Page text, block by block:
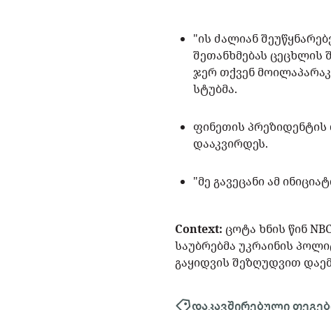
"ის ძალიან
შეთანხმებას ცეცხლის
ჯერ თქვენ
სტუბმა.
ფინეთის
დააკვირდეს.
"მე გავეცანი ამ
Context: ცოტა ხნის წინ
საუბრებმა უკრაინის
გაყიდვის შეზღუდვით
დაკავშირებული